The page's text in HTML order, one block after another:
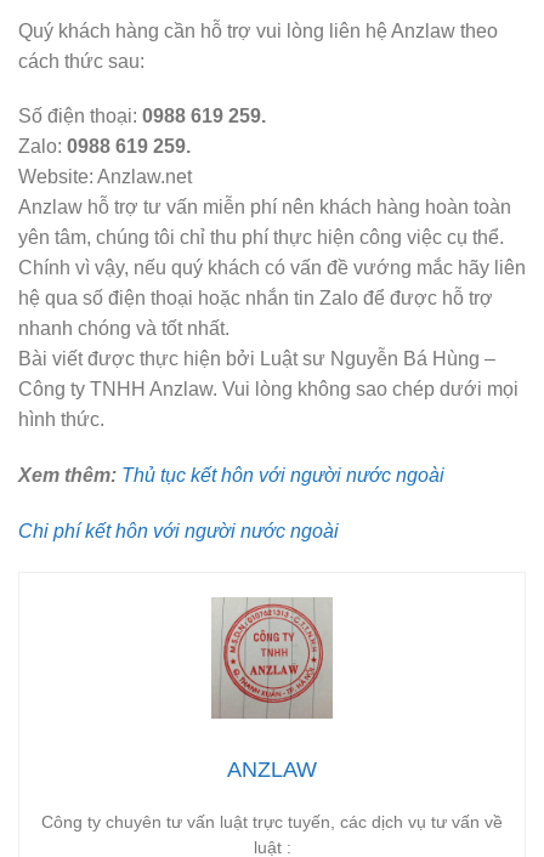
Quý khách hàng cần hỗ trợ vui lòng liên hệ Anzlaw theo
cách thức sau:
Số điện thoại: 0988 619 259.
Zalo: 0988 619 259.
Website: Anzlaw.net
Anzlaw hỗ trợ tư vấn miễn phí nên khách hàng hoàn toàn
yên tâm, chúng tôi chỉ thu phí thực hiện công việc cụ thể.
Chính vì vậy, nếu quý khách có vấn đề vướng mắc hãy liên
hệ qua số điện thoại hoặc nhắn tin Zalo để được hỗ trợ
nhanh chóng và tốt nhất.
Bài viết được thực hiện bởi Luật sư Nguyễn Bá Hùng –
Công ty TNHH Anzlaw. Vui lòng không sao chép dưới mọi
hình thức.
Xem thêm: Thủ tục kết hôn với người nước ngoài
Chi phí kết hôn với người nước ngoài
ANZLAW
Công ty chuyên tư vấn luật trực tuyến, các dịch vụ tư vấn về
luật :